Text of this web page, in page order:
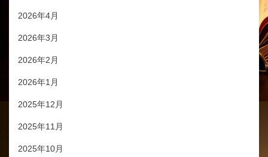
2026年4月
2026年3月
2026年2月
2026年1月
2025年12月
2025年11月
2025年10月